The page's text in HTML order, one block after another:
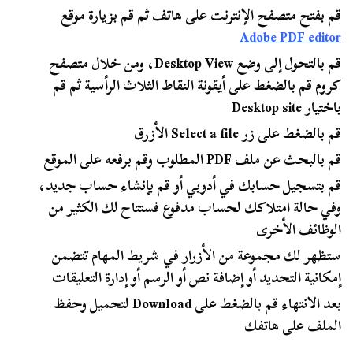
قم بفتح متصفح الإنترنت على هاتف ثم قم بزيارة موقع
Adobe PDF editor
قم بالتحول إلى وضع Desktop View، ومن خلال متصفح
كروم قم بالضغط على أيقونة النقاط الثلاث الرأسية ثم قم
باختيار Desktop site
قم بالضغط على زر Select a file الأزرق
قم بالبحث عن ملف PDF المطلوب وقم برفعه على الموقع
قم بتسجيل حسابك في أدوبي أو قم بإنشاء حساب جديد،
وفي حالة امتلاكك لحساب مدفوع فستتاح لك الكثير من
الوظائف الأخرى
ستظهر لك مجموعة من الأزرار في شريط المهام تتضمن
إمكانية التحديد أو إضافة نص أو الرسم أو إدارة التعليقات
بعد الانتهاء قم بالضغط على Download لتحميل وحفظ
الملف على هاتفك